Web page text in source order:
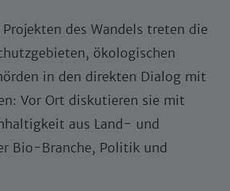
des Wandels treten die
ökologischen
in den direkten Dialog mit
Vor Ort diskutieren sie mit
aus Land- und
Bio-Branche, Politik und